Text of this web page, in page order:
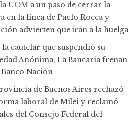
UOM a un paso de cerrar la
en la línea de Paolo Rocca y
advierten que irán a la huelga
cautelar que suspendió su
Anónima, La Bancaria frenan
Nación
de Buenos Aires rechazó
laboral de Milei y reclamó
del Consejo Federal del